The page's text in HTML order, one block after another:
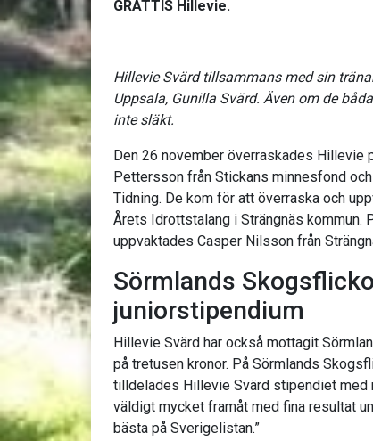
GRATTIS Hillevie.
Hillevie Svärd tillsammans med sin
Uppsala, Gunilla Svärd. Även om de
inte släkt.
Den 26 november överraskades Hillevie
Pettersson från Stickans minnesfond
Tidning. De kom för att överraska och
Årets Idrottstalang i Strängnäs kommun.
uppvaktades Casper Nilsson från
Sörmlands
juniorstipendium
Hillevie Svärd har också mottagit
på tretusen kronor. På Sörmlands
tilldelades Hillevie Svärd stipendiet med
väldigt mycket framåt med fina resultat
bästa på Sverigelistan.”